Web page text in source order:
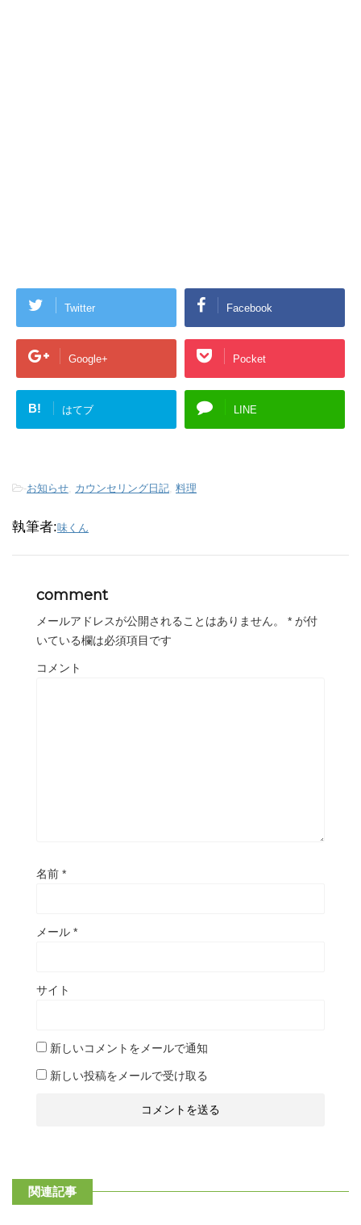
Twitter Facebook
Google+ Pocket
B! はてブ LINE
-お知らせ, カウンセリング日記, 料理
執筆者:味くん
comment
メールアドレスが公開されることはありません。 * が付
いている欄は必須項目です
コメント
名前 *
メール *
サイト
新しいコメントをメールで通知
新しい投稿をメールで受け取る
関連記事